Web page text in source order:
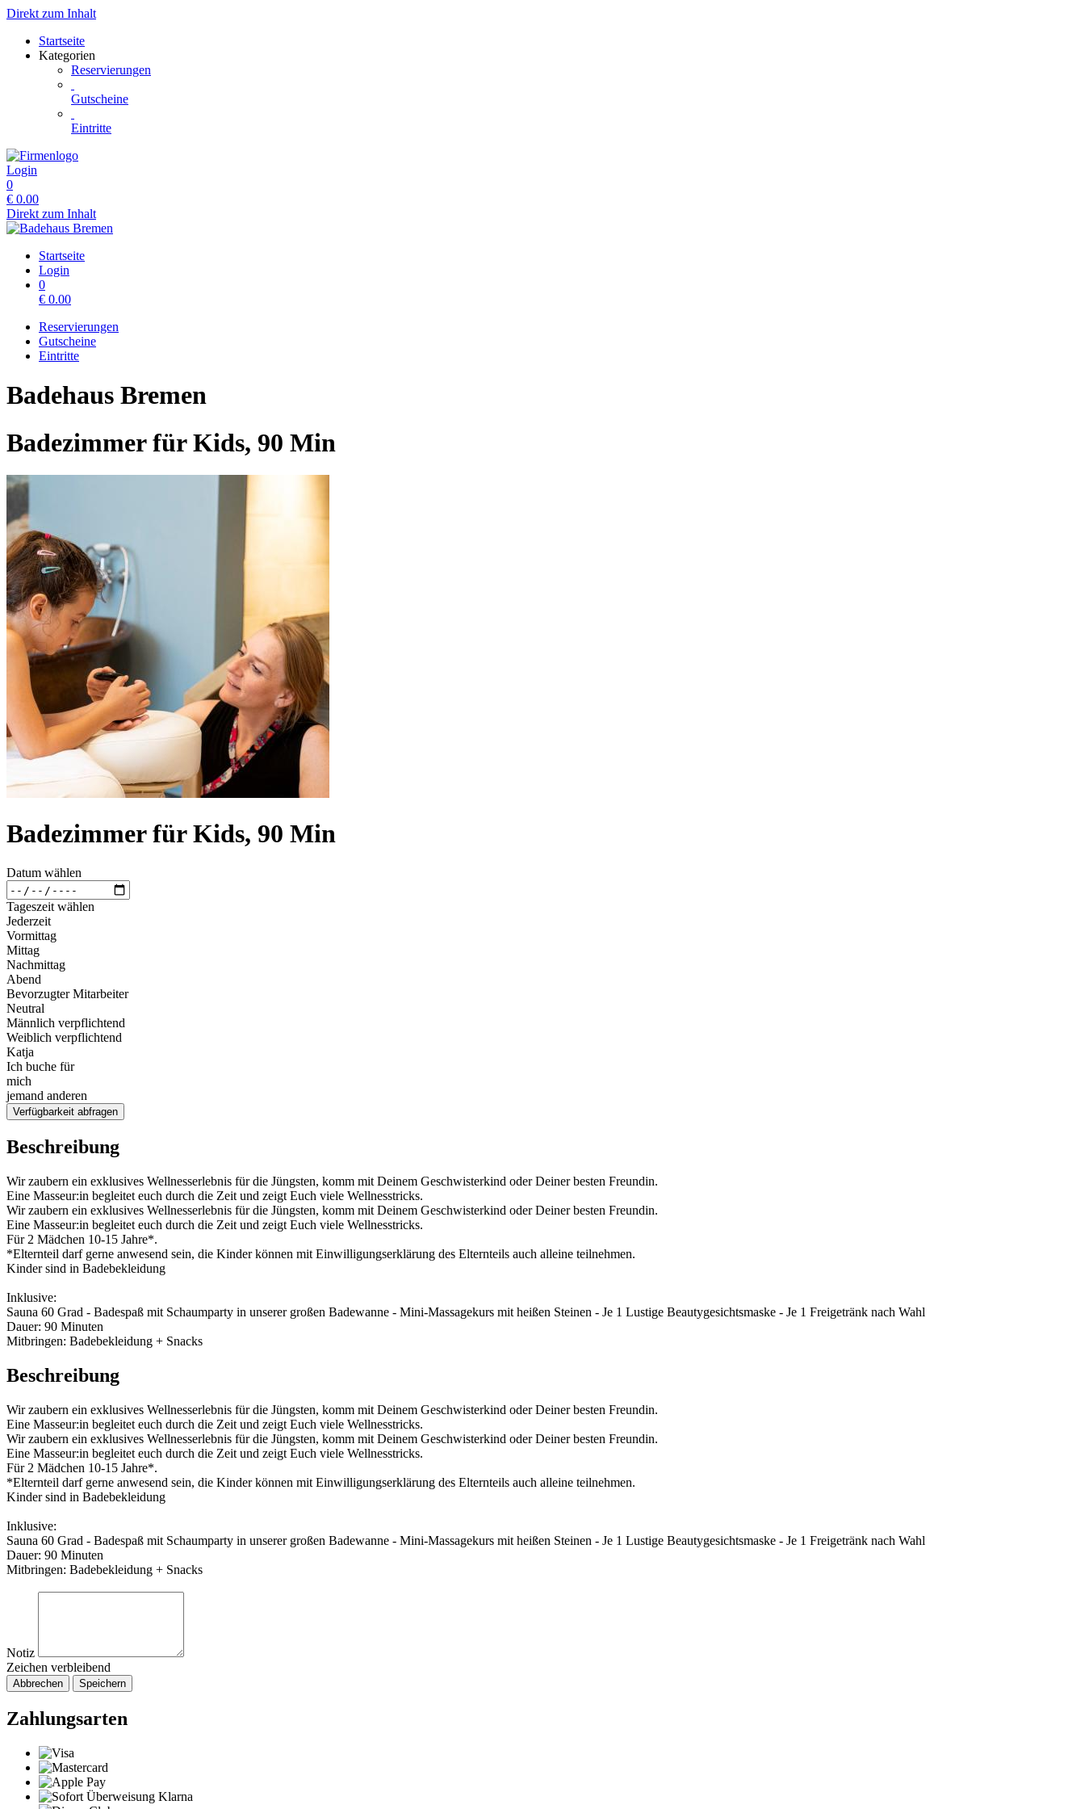
Direkt zum Inhalt
Startseite
Kategorien
Reservierungen
Gutscheine
Eintritte
Login
0
€ 0.00
Direkt zum Inhalt
Startseite
Login
0
€ 0.00
Reservierungen
Gutscheine
Eintritte
Badehaus Bremen
Badezimmer für Kids, 90 Min
Badezimmer für Kids, 90 Min
Datum wählen
Tageszeit wählen
Jederzeit
Vormittag
Mittag
Nachmittag
Abend
Bevorzugter Mitarbeiter
Neutral
Männlich verpflichtend
Weiblich verpflichtend
Katja
Ich buche für
mich
jemand anderen
Verfügbarkeit abfragen
Beschreibung
Wir zaubern ein exklusives Wellnesserlebnis für die Jüngsten, komm mit Deinem Geschwisterkind oder Deiner besten Freundin.
Eine Masseur:in begleitet euch durch die Zeit und zeigt Euch viele Wellnesstricks.
Wir zaubern ein exklusives Wellnesserlebnis für die Jüngsten, komm mit Deinem Geschwisterkind oder Deiner besten Freundin.
Eine Masseur:in begleitet euch durch die Zeit und zeigt Euch viele Wellnesstricks.
Für 2 Mädchen 10-15 Jahre*.
*Elternteil darf gerne anwesend sein, die Kinder können mit Einwilligungserklärung des Elternteils auch alleine teilnehmen.
Kinder sind in Badebekleidung
Inklusive:
Sauna 60 Grad - Badespaß mit Schaumparty in unserer großen Badewanne - Mini-Massagekurs mit heißen Steinen - Je 1 Lustige Beautygesichtsmaske - Je 1 Freigetränk nach Wahl
Dauer: 90 Minuten
Mitbringen: Badebekleidung + Snacks
Beschreibung
Wir zaubern ein exklusives Wellnesserlebnis für die Jüngsten, komm mit Deinem Geschwisterkind oder Deiner besten Freundin.
Eine Masseur:in begleitet euch durch die Zeit und zeigt Euch viele Wellnesstricks.
Wir zaubern ein exklusives Wellnesserlebnis für die Jüngsten, komm mit Deinem Geschwisterkind oder Deiner besten Freundin.
Eine Masseur:in begleitet euch durch die Zeit und zeigt Euch viele Wellnesstricks.
Für 2 Mädchen 10-15 Jahre*.
*Elternteil darf gerne anwesend sein, die Kinder können mit Einwilligungserklärung des Elternteils auch alleine teilnehmen.
Kinder sind in Badebekleidung
Inklusive:
Sauna 60 Grad - Badespaß mit Schaumparty in unserer großen Badewanne - Mini-Massagekurs mit heißen Steinen - Je 1 Lustige Beautygesichtsmaske - Je 1 Freigetränk nach Wahl
Dauer: 90 Minuten
Mitbringen: Badebekleidung + Snacks
Notiz
Zeichen verbleibend
Abbrechen Speichern
Zahlungsarten